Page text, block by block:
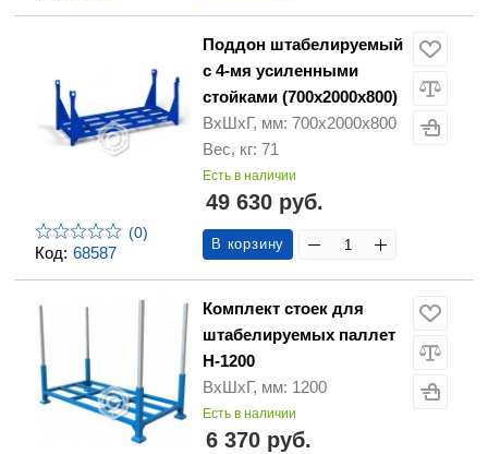
Код: 68587
(0)
Поддон штабелируемый
с 4-мя усиленными
стойками (700х2000х800)
ВхШхГ, мм: 700х2000х800
Вес, кг: 71
Есть в наличии
49 630 руб.
В корзину
Комплект стоек для
штабелируемых паллет
H-1200
ВхШхГ, мм: 1200
Есть в наличии
6 370 руб.